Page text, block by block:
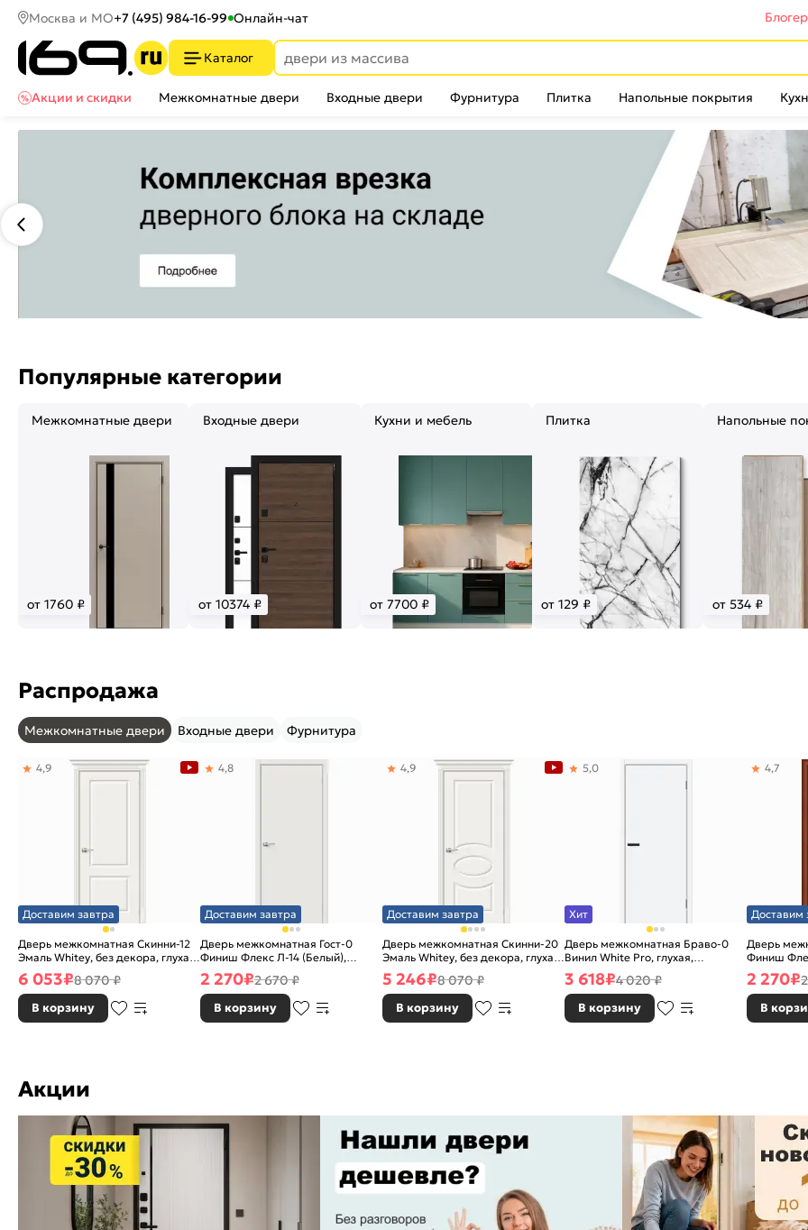
Москва и МО+7 (495) 984-16-99 Онлайн-чат
Каталог
Акции и скидки
Межкомнатные двери Входные двери Фурнитура Плитка Напольные покрытия
Популярные категории
Межкомнатные двери
от 1760 ₽
Входные двери
от 10374 ₽
Кухни и мебель
от 7700 ₽
Плитка
от 129 ₽
Напольные
от 534 ₽
Распродажа
Межкомнатные двери Входные двери Фурнитура
Доставим завтра
Дверь межкомнатная Скинни-12
Эмаль Whitey, без декора, глухая,
без стекла, без кромки, скиновая
4,9
6 053₽8 070 ₽
В корзину
Доставим завтра
Дверь межкомнатная Гост-0
Финиш Флекс Л-14 (Белый),
глухая, каркасно-щитовая
4,8
2 270₽2 670 ₽
В корзину
Доставим завтра
Дверь межкомнатная Скинни-20
Эмаль Whitey, без декора, глухая,
без стекла, без кромки, скиновая
4,9
5 246₽8 070 ₽
В корзину
Хит
Дверь межкомнатная Браво-0
Винил White Pro, глухая,
каркасно-щитовая
5,0
3 618₽4 020 ₽
В корзину
Доставим
Дверь
Финиш
Л-11
каркасно-
4,7
2 270₽
В
Акции